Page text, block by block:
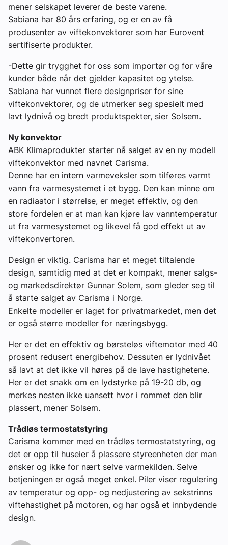
mener selskapet leverer de beste varene.
Sabiana har 80 års erfaring, og er en av få
produsenter av viftekonvektorer som har Eurovent
sertifiserte produkter.
-Dette gir trygghet for oss som importør og for våre
kunder både når det gjelder kapasitet og ytelse.
Sabiana har vunnet flere designpriser for sine
viftekonvektorer, og de utmerker seg spesielt med
lavt lydnivå og bredt produktspekter, sier Solsem.
Ny konvektor
ABK Klimaprodukter starter nå salget av en ny modell
viftekonvektor med navnet Carisma.
Denne har en intern varmeveksler som tilføres varmt
vann fra varmesystemet i et bygg. Den kan minne om
en radiaator i størrelse, er meget effektiv, og den
store fordelen er at man kan kjøre lav vanntemperatur
ut fra varmesystemet og likevel få god effekt ut av
viftekonvertoren.
Design er viktig. Carisma har et meget tiltalende
design, samtidig med at det er kompakt, mener salgs-
og markedsdirektør Gunnar Solem, som gleder seg til
å starte salget av Carisma i Norge.
Enkelte modeller er laget for privatmarkedet, men det
er også større modeller for næringsbygg.
Her er det en effektiv og børsteløs viftemotor med 40
prosent redusert energibehov. Dessuten er lydnivået
så lavt at det ikke vil høres på de lave hastighetene.
Her er det snakk om en lydstyrke på 19-20 db, og
merkes nesten ikke uansett hvor i rommet den blir
plassert, mener Solsem.
Trådløs termostatstyring
Carisma kommer med en trådløs termostatstyring, og
det er opp til huseier å plassere styreenheten der man
ønsker og ikke for nært selve varmekilden. Selve
betjeningen er også meget enkel. Piler viser regulering
av temperatur og opp- og nedjustering av sekstrinns
viftehastighet på motoren, og har også et innbydende
design.